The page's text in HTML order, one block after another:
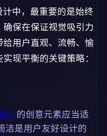
中，最重要的是始终
保在保证视觉吸引力
用户直观、流畅、愉
现平衡的关键策略：
计的创意元素应当适
洁是用户友好设计的